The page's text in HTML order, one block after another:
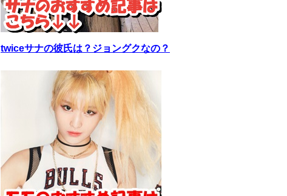
twiceサナの彼氏は？ジョングクなの？